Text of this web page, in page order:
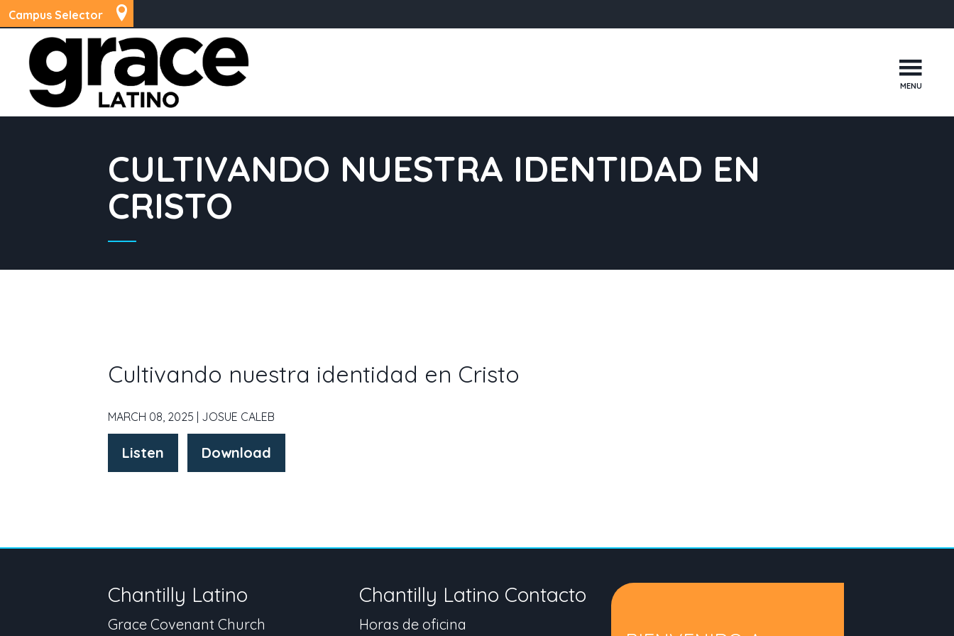
Campus Selector
MENU
CULTIVANDO NUESTRA IDENTIDAD EN
CRISTO
Cultivando nuestra identidad en Cristo
MARCH 08, 2025 | JOSUE CALEB
Listen Download
Chantilly Latino
Grace Covenant Church
Chantilly Latino Contacto
Horas de oficina